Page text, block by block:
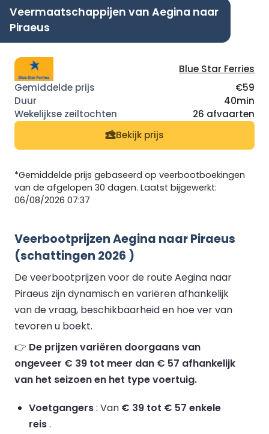
Veermaatschappijen van Aegina naar
Piraeus
Blue Star Ferries
€59
40min
26 afvaarten
Bekijk prijs
*Gemiddelde prijs gebaseerd op veerbootboekingen
van de afgelopen 30 dagen. Laatst bijgewerkt:
06/08/2026 07:37
Veerbootprijzen Aegina naar Piraeus
(schattingen 2026 )
De veerbootprijzen voor de route Aegina naar
Piraeus zijn dynamisch en variëren afhankelijk
van de vraag, beschikbaarheid en hoe ver van
tevoren u boekt.
👉 De prijzen variëren doorgaans van
ongeveer € 39 tot meer dan € 57 afhankelijk
van het seizoen en het type voertuig.
Voetgangers: Van € 39 tot € 57 enkele
reis.